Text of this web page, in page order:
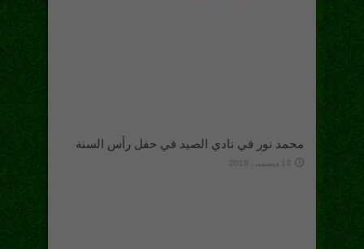
محمد نور في نادي الصيد في حفل رأس السنة
13 ديسمبر، 2018